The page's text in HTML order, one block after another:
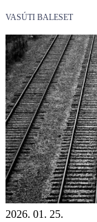
VASÚTI BALESET
2026. 01. 25.